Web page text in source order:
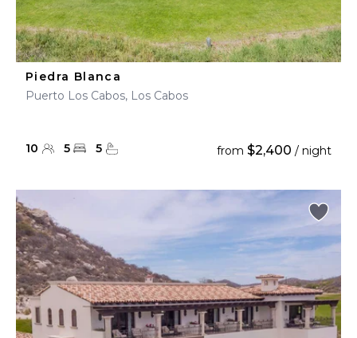
Piedra Blanca
Puerto Los Cabos, Los Cabos
10 5 5 from $2,400 / night